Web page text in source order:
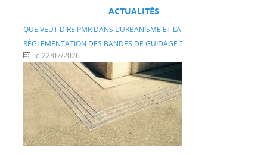
ACTUALITÉS
QUE VEUT DIRE PMR DANS L’URBANISME ET LA
RÉGLEMENTATION DES BANDES DE GUIDAGE ?
le 22/07/2026